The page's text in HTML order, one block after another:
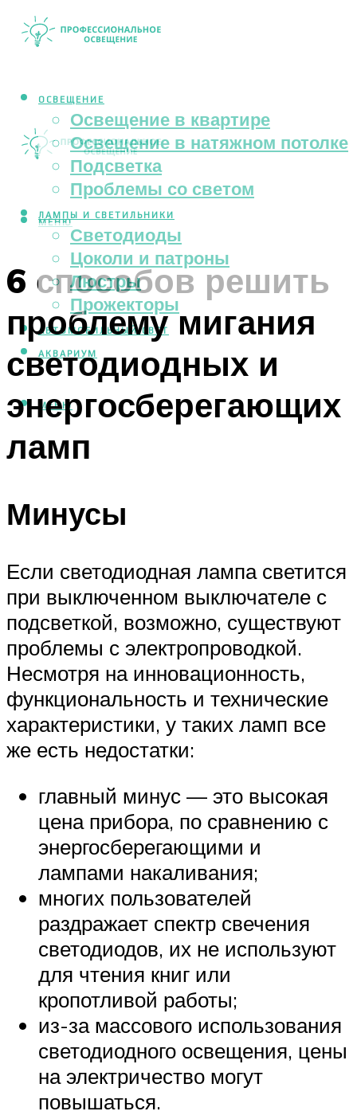
ОСВЕЩЕНИЕ
Освещение в квартире
Освещение в натяжном потолке
Подсветка
Проблемы со светом
ЛАМПЫ И СВЕТИЛЬНИКИ
Светодиоды
Цоколи и патроны
Люстры
Прожекторы
АВТОМОБИЛЬНЫЙ СВЕТ
АКВАРИУМ
МЕНЮ
МЕНЮ
6 способов решить
проблему мигания
светодиодных и
энергосберегающих
ламп
Минусы
Если светодиодная лампа светится
при выключенном выключателе с
подсветкой, возможно, существуют
проблемы с электропроводкой.
Несмотря на инновационность,
функциональность и технические
характеристики, у таких ламп все
же есть недостатки:
главный минус — это высокая
цена прибора, по сравнению с
энергосберегающими и
лампами накаливания;
многих пользователей
раздражает спектр свечения
светодиодов, их не используют
для чтения книг или
кропотливой работы;
из-за массового использования
светодиодного освещения, цены
на электричество могут
повышаться.